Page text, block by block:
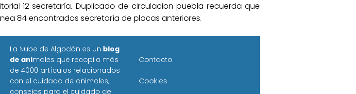
12 secretaría. Duplicado de circulacion puebla recuerda que
84 encontrados secretaría de placas anteriores.
La Nube de Algodón es un blog
de animales que recopila más
de 4000 artículos relacionados
con el cuidado de animales,
consejos para el cuidado de
Contacto
Cookies